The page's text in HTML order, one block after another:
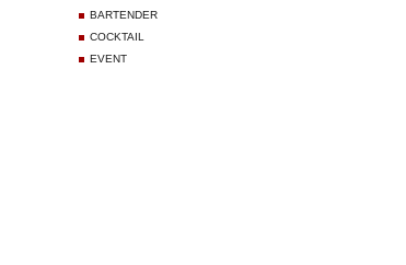
BARTENDER
COCKTAIL
EVENT